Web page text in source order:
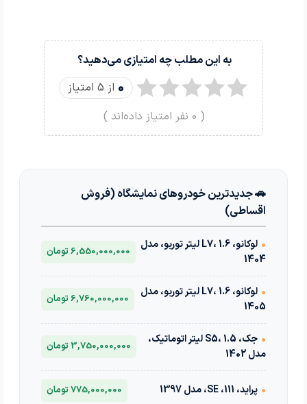
به این مطلب چه امتیازی می‌دهید؟
0 از 5 امتیاز
(
0 نفر امتیاز داده‌اند )
🚗 جدیدترین خودروهای نمایشگاه (فروش
اقساطی)
•
لوکانو، L7، 1.6 لیتر توربو، مدل
1404
6,550,000,000 تومان
•
لوکانو، L7، 1.6 لیتر توربو، مدل
1405
6,760,000,000 تومان
•
جک، S5، 1.5 لیتر اتوماتیک،
مدل 1402
3,750,000,000 تومان
• پراید، 111، SE، مدل 1397 775,000,000 تومان